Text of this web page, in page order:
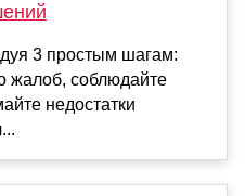
3 простым шагам:
жалоб, соблюдайте
недостатки